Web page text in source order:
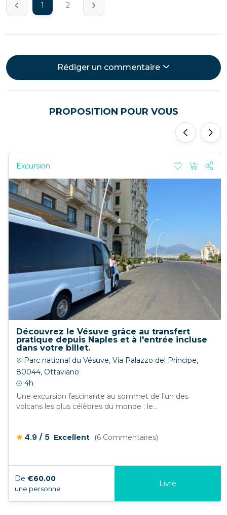
1 2
Rédiger un commentaire
PROPOSITION POUR VOUS
Excursion
Découvrez le Vésuve grâce au transfert
pratique depuis Naples et à l'entrée incluse
dans votre billet.
Parc national du Vésuve, Via Palazzo del Principe,
80044, Ottaviano
4h
Une excursion fascinante au sommet de l'un des
volcans les plus célèbres du monde : le...
4.9 / 5 Excellent (6 Commentaires)
De €60.00
une personne
Livre
'